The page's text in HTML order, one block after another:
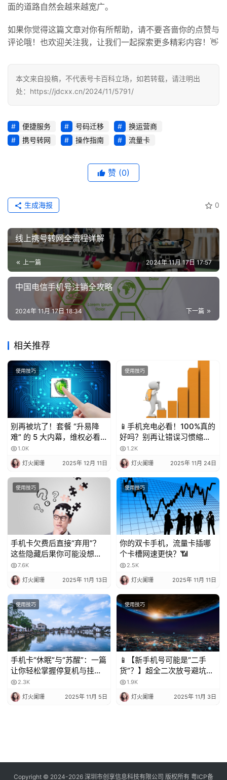
量
卡
号
认
证
务
面的道路自然会越来越宽广。
如果你觉得这篇文章对你有所帮助，请不要吝啬你的点赞与
评论哦！也欢迎关注我，让我们一起探索更多精彩内容！👋
本文来自投稿，不代表号卡百科立场，如若转载，请注明出
处：https://jdcxx.cn/2024/11/5791/
便捷服务 号码迁移
换运营商
携号转网
操作指南 流量卡
赞 (0)
0
生成海报
线上携号转网全流程详解
上一篇 2024年 11月 17日 17:57
中国电信手机号注销全攻略
下一篇
2024年 11月 17日 18:34
相关推荐
使用技巧
别再被坑了！套餐 “升易降
难” 的 5 大内幕，维权必看
💥1.0K
灯火阑珊 2025年 12月 11日
使用技巧
📱手机充电必看！100%真的
好吗？别再让错误习惯缩短
电池寿命！
1.2K
灯火阑珊 2025年 11月 24日
使用技巧
手机卡欠费后直接“弃用”？
这些隐藏后果你可能没想
到！
7.6K
灯火阑珊 2025年 11月 13日
使用技巧
你的双卡手机，流量卡插哪
个卡槽网速更快？📶
2.5K
灯火阑珊 2025年 11月 11日
使用技巧
手机卡“休眠”与“苏醒”：一篇
让你轻松掌握停复机与挂失
的科普指南
2.3K
灯火阑珊 2025年 11月 5日
使用技巧
📱【新手机号可能是“二手
货”？】超全二次放号避坑指
南，附完美处理攻略！✨
1.9K
灯火阑珊 2025年 11月 3日
Copyright © 2024-2026 深圳市创享信息科技有限公司 版权所有 粤ICP备